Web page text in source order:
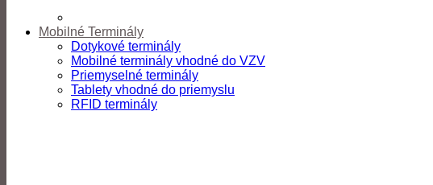
Mobilné Terminály
Dotykové terminály
Mobilné terminály vhodné do VZV
Priemyselné terminály
Tablety vhodné do priemyslu
RFID terminály